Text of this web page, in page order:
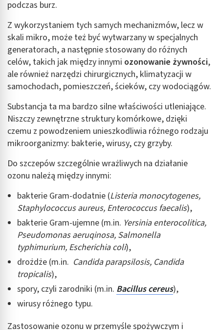
podczas burz.
Z wykorzystaniem tych samych mechanizmów, lecz w
skali mikro, może też być wytwarzany w specjalnych
generatorach, a następnie stosowany do różnych
celów, takich jak między innymi ozonowanie żywności,
ale również narzędzi chirurgicznych, klimatyzacji w
samochodach, pomieszczeń, ścieków, czy wodociągów.
Substancja ta ma bardzo silne właściwości utleniające.
Niszczy zewnętrzne struktury komórkowe, dzięki
czemu z powodzeniem unieszkodliwia różnego rodzaju
mikroorganizmy: bakterie, wirusy, czy grzyby.
Do szczepów szczególnie wrażliwych na działanie
ozonu należą między innymi:
bakterie Gram-dodatnie (Listeria monocytogenes,
Staphylococcus aureus, Enterococcus faecalis),
bakterie Gram-ujemne (m.in. Yersinia enterocolitica,
Pseudomonas aeruqinosa, Salmonella
typhimurium, Escherichia coli),
drożdże (m.in. Candida parapsilosis, Candida
tropicalis),
spory, czyli zarodniki (m.in. Bacillus cereus),
wirusy różnego typu.
Zastosowanie ozonu w przemyśle spożywczym i